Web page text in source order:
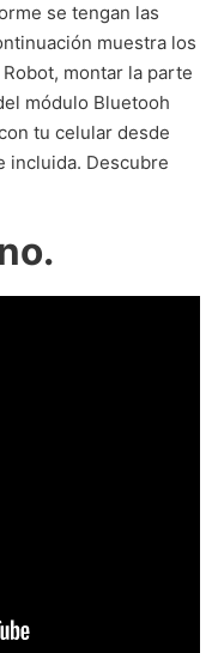
se tengan las
muestra los
montar la parte
módulo Bluetooh
tu celular desde
incluida. Descubre